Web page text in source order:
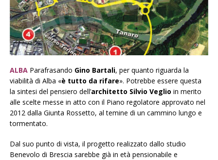
ALBA Parafrasando Gino Bartali, per quanto riguarda la
viabilità di Alba «è tutto da rifare». Potrebbe essere questa
la sintesi del pensiero dell’architetto Silvio Veglio in merito
alle scelte messe in atto con il Piano regolatore approvato nel
2012 dalla Giunta Rossetto, al temine di un cammino lungo e
tormentato.
Dal suo punto di vista, il progetto realizzato dallo studio
Benevolo di Brescia sarebbe già in età pensionabile e